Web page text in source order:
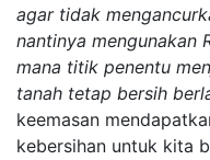
agar tidak
nantinya mengunakan
mana titik penentu
tanah tetap bersih
keemasan
kebersihan untuk kita